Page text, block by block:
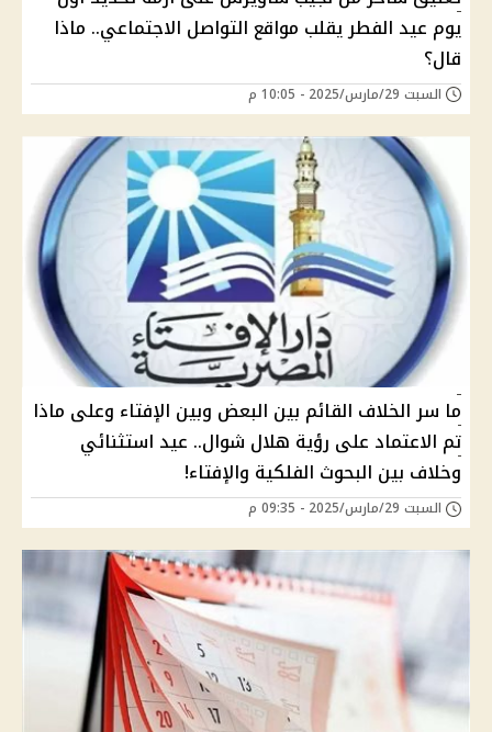
يوم عيد الفطر يقلب مواقع التواصل الاجتماعي.. ماذا
قال؟
السبت 29/مارس/2025 - 10:05 م
ما سر الخلاف القائم بين البعض وبين الإفتاء وعلى ماذا
تم الاعتماد على رؤية هلال شوال.. عيد استثنائي
وخلاف بين البحوث الفلكية والإفتاء!
السبت 29/مارس/2025 - 09:35 م